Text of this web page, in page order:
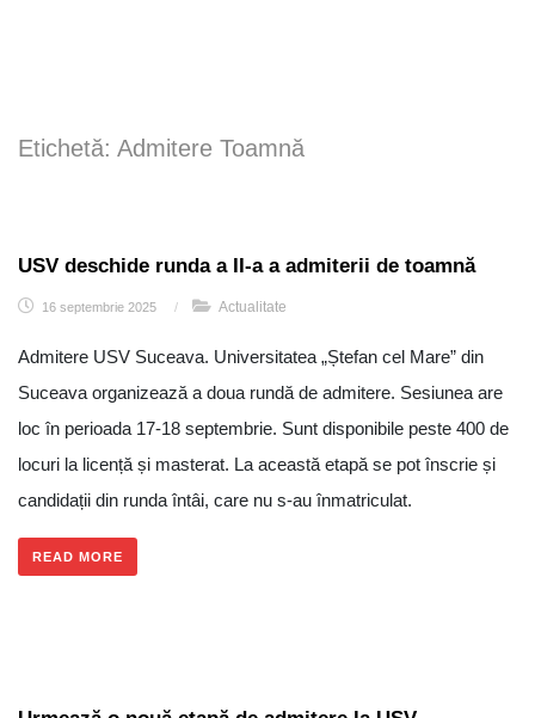
Etichetă: Admitere Toamnă
USV deschide runda a II-a a admiterii de toamnă
16 septembrie 2025 / Actualitate
Admitere USV Suceava. Universitatea „Ștefan cel Mare” din
Suceava organizează a doua rundă de admitere. Sesiunea are
loc în perioada 17-18 septembrie. Sunt disponibile peste 400 de
locuri la licență și masterat. La această etapă se pot înscrie și
candidații din runda întâi, care nu s-au înmatriculat.
READ MORE